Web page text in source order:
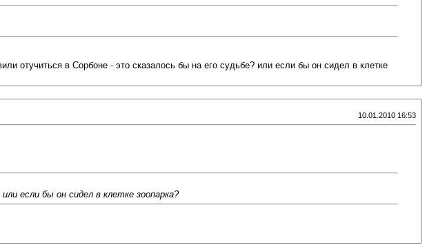
отучиться в Сорбоне - это сказалось бы на его судьбе? или если бы он сидел в клетке
10.01.2010 16:53
если бы он сидел в клетке зоопарка?